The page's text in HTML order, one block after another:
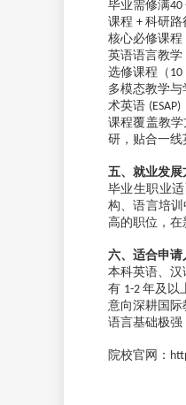
毕业需修满40
课程 + 科研路
核心必修课程
英语语言教学
选修课程（ 10
多模态教学
术英语 (ESAP)
课程覆盖教学
研，贴合一线
五、就业发展
毕业生职业
构、语言培
高的职位，在
六、适合申请
本科英语、汉
有 1-2 年及以
意向深耕国际
语言基础极强
院校官网：